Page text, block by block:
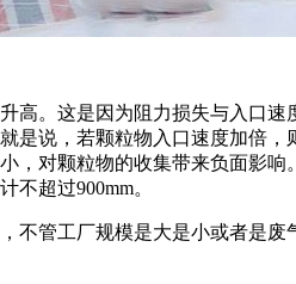
高。这是因为阻力损失与入口
是说，若颗粒物入口速度加倍
，对颗粒物的收集带来负面影
不超过900mm。
不管工厂规模是大是小或者是